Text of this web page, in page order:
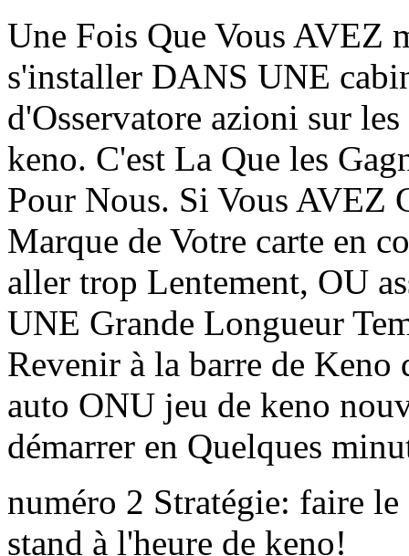
Une Fois Que Vous AVEZ
s'installer DANS UNE
d'Osservatore azioni sur
keno. C'est La Que les
Pour Nous. Si Vous AVEZ
Marque de Votre carte en
aller trop Lentement, OU
UNE Grande Longueur
Revenir à la barre de Keno
auto ONU jeu de keno
démarrer en Quelques
numéro 2 Stratégie: faire
stand à l'heure de keno!